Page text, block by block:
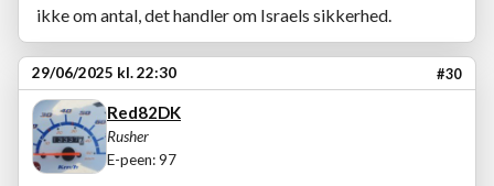
ikke om antal, det handler om Israels sikkerhed.
29/06/2025 kl. 22:30 #30
Red82DK
Rusher
E-peen: 97